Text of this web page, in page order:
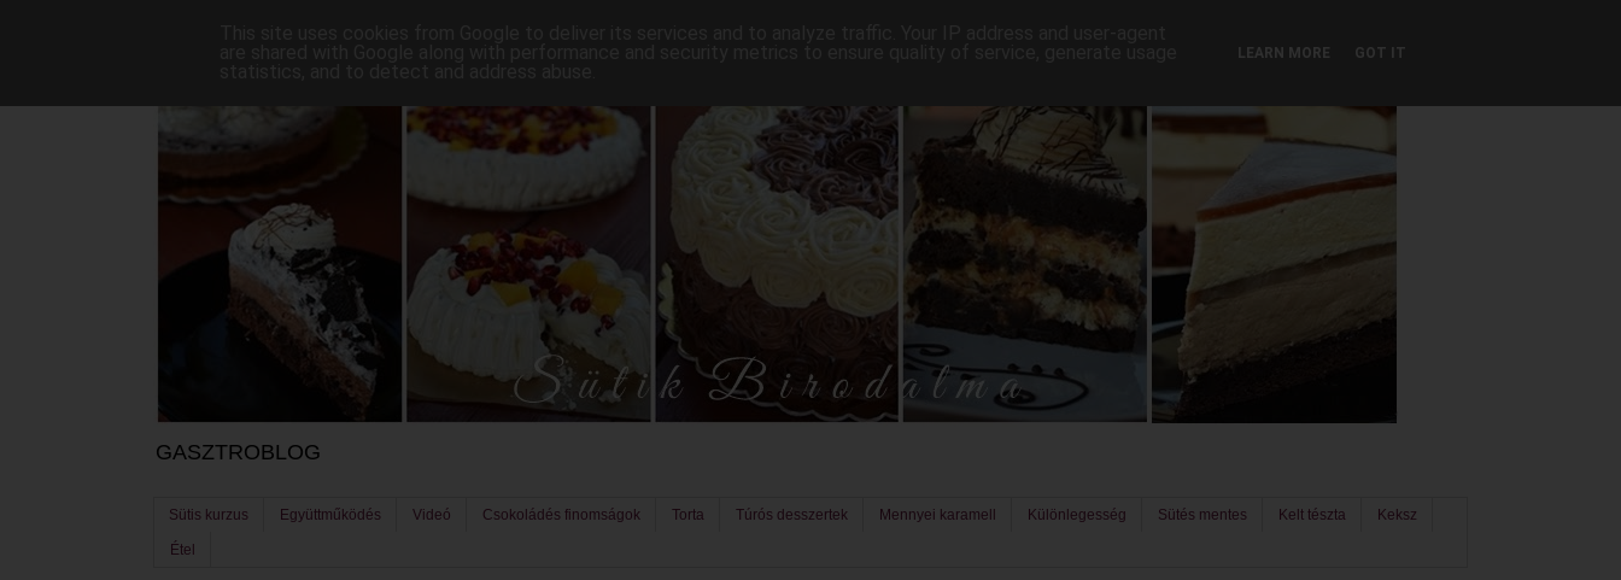
GASZTROBLOG
Sütis kurzus Együttműködés Videó Csokoládés finomságok Torta Túrós desszertek Mennyei karamell Különlegesség Sütés mentes Kelt tészta Keksz
Étel
LEARN MORE GOT IT